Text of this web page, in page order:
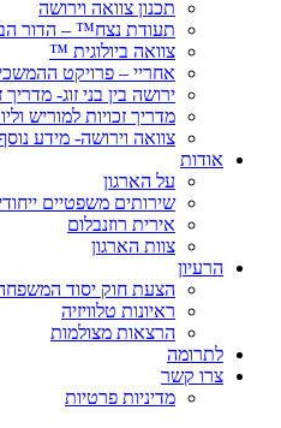
תכנון צוואה וירושה
תעודת נצח™ – הדור
צוואה ביולוגית ™
אחריי – פרויקט
ירושה בין בני זוג- מדריך
מדריך זכויות למוריש
צוואה וירושה- מידע
אודות
על הארגון
שירותים משפטיים
אירית רוזנבלום
צוות הארגון
הרעיון
הצעת חוק יסוד
ראיונות טלוויזיה
הרצאות מצולמות
לתרומה
צרו קשר
מדיניות פרטיות